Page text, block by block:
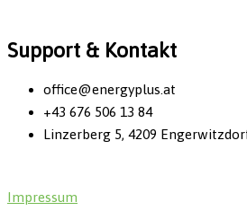
Support & Kontakt
office@energyplus.at
+43 676 506 13 84
Linzerberg 5, 4209
Impressum